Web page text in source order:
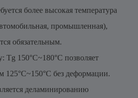
более высокая температура
промышленная),
обязательным.
Tg 150°C~180°C позволяет
125°C~150°C без деформации.
деламинированию